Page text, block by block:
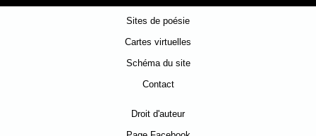
Sites de poésie
Cartes virtuelles
Schéma du site
Contact
Droit d'auteur